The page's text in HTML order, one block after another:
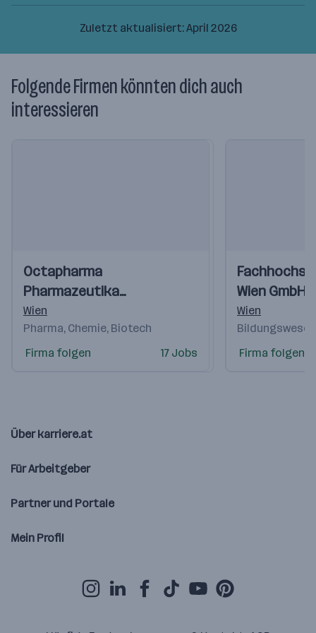
Zuletzt aktualisiert: April 2026
Folgende Firmen könnten dich auch
interessieren
Videos
Einblicke
Einblicke
Octapharma
Pharmazeutika
Produktionsges.m.b.H.
Wien
Pharma, Chemie, Biotech
Firma folgen
17 Jobs
Videos
Einblicke
Einblicke
Wien GmbH
Wien
Bildungswesen
Firma folgen
Über karriere.at
Für Arbeitgeber
Partner und Portale
Mein Profil